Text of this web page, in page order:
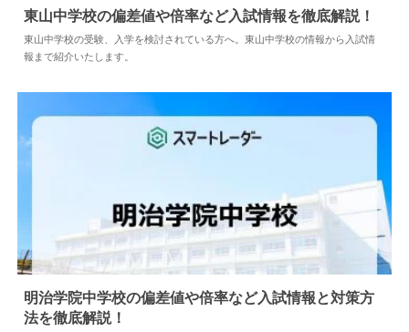
中学情報
東山中学校の偏差値や倍率など入試情報を徹底解説！
東山中学校の受験、入学を検討されている方へ。東山中学校の情報から入試情
報まで紹介いたします。
明治学院中学校の偏差値や倍率など入試情報と対策方
法を徹底解説！